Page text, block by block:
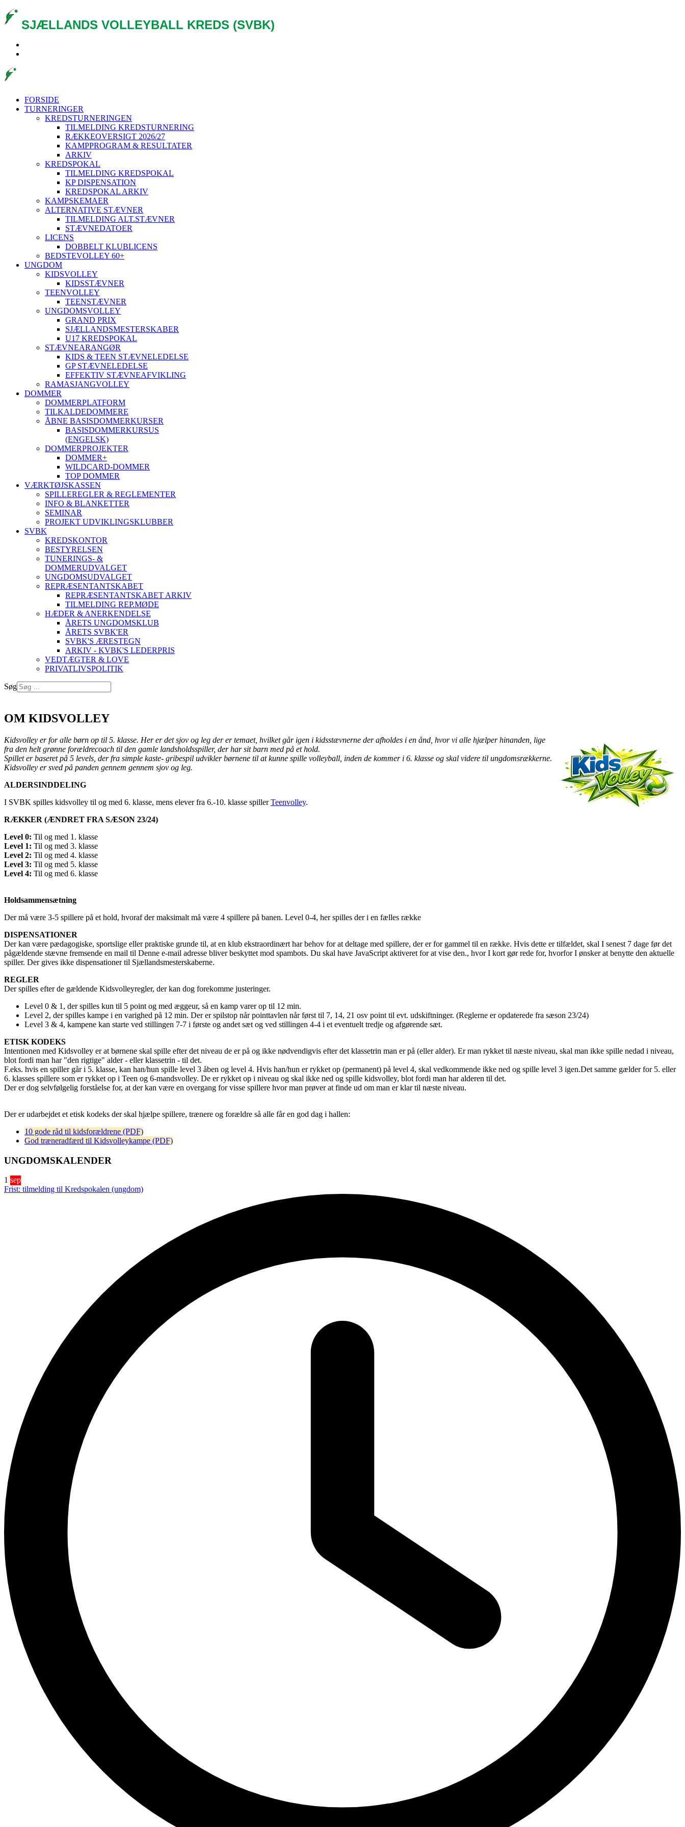
SJÆLLANDS VOLLEYBALL KREDS (SVBK)
FORSIDE
TURNERINGER
KREDSTURNERINGEN
TILMELDING KREDSTURNERING
RÆKKEOVERSIGT 2026/27
KAMPPROGRAM & RESULTATER
ARKIV
KREDSPOKAL
TILMELDING KREDSPOKAL
KP DISPENSATION
KREDSPOKAL ARKIV
KAMPSKEMAER
ALTERNATIVE STÆVNER
TILMELDING ALT.STÆVNER
STÆVNEDATOER
LICENS
DOBBELT KLUBLICENS
BEDSTEVOLLEY 60+
UNGDOM
KIDSVOLLEY
KIDSSTÆVNER
TEENVOLLEY
TEENSTÆVNER
UNGDOMSVOLLEY
GRAND PRIX
SJÆLLANDSMESTERSKABER
U17 KREDSPOKAL
STÆVNEARANGØR
KIDS & TEEN STÆVNELEDELSE
GP STÆVNELEDELSE
EFFEKTIV STÆVNEAFVIKLING
RAMASJANGVOLLEY
DOMMER
DOMMERPLATFORM
TILKALDEDOMMERE
ÅBNE BASISDOMMERKURSER
BASISDOMMERKURSUS
(ENGELSK)
DOMMERPROJEKTER
DOMMER+
WILDCARD-DOMMER
TOP DOMMER
VÆRKTØJSKASSEN
SPILLEREGLER & REGLEMENTER
INFO & BLANKETTER
SEMINAR
PROJEKT UDVIKLINGSKLUBBER
SVBK
KREDSKONTOR
BESTYRELSEN
TUNERINGS- &
DOMMERUDVALGET
UNGDOMSUDVALGET
REPRÆSENTANTSKABET
REPRÆSENTANTSKABET ARKIV
TILMELDING REP.MØDE
HÆDER & ANERKENDELSE
ÅRETS UNGDOMSKLUB
ÅRETS SVBK'ER
SVBK'S ÆRESTEGN
ARKIV - KVBK'S LEDERPRIS
VEDTÆGTER & LOVE
PRIVATLIVSPOLITIK
Søg
OM KIDSVOLLEY
Kidsvolley er for alle børn op til 5. klasse. Her er det sjov og leg der er temaet, hvilket går igen i kidsstævnerne der afholdes i en ånd, hvor vi alle hjælper hinanden, lige
fra den helt grønne forældrecoach til den gamle landsholdsspiller, der har sit barn med på et hold.
Spillet er baseret på 5 levels, der fra simple kaste- gribespil udvikler børnene til at kunne spille volleyball, inden de kommer i 6. klasse og skal videre til ungdomsrækkerne.
Kidsvolley er sved på panden gennem gennem sjov og leg.
ALDERSINDDELING
I SVBK spilles kidsvolley til og med 6. klasse, mens elever fra 6.-10. klasse spillerTeenvolley.
RÆKKER (ÆNDRET FRA SÆSON 23/24)
Level 0: Til og med 1. klasse
Level 1: Til og med 3. klasse
Level 2: Til og med 4. klasse
Level 3: Til og med 5. klasse
Level 4: Til og med 6. klasse
Holdsammensætning
Der må være 3-5 spillere på et hold, hvoraf der maksimalt må være 4 spillere på banen. Level 0-4, her spilles der i en fælles række
DISPENSATIONER
Der kan være pædagogiske, sportslige eller praktiske grunde til, at en klub ekstraordinært har behov for at deltage med spillere, der er for gammel til en række. Hvis dette er tilfældet, skal I senest 7 dage før det
pågældende stævne fremsende en mail til Denne e-mail adresse bliver beskyttet mod spambots. Du skal have JavaScript aktiveret for at vise den., hvor I kort gør rede for, hvorfor I ønsker at benytte den aktuelle
spiller. Der gives ikke dispensationer til Sjællandsmesterskaberne.
REGLER
Der spilles efter de gældende Kidsvolleyregler, der kan dog forekomme justeringer.
Level 0 & 1, der spilles kun til 5 point og med æggeur, så en kamp varer op til 12 min.
Level 2, der spilles kampe i en varighed på 12 min. Der er spilstop når pointtavlen når først til 7, 14, 21 osv point til evt. udskiftninger. (Reglerne er opdaterede fra sæson 23/24)
Level 3 & 4, kampene kan starte ved stillingen 7-7 i første og andet sæt og ved stillingen 4-4 i et eventuelt tredje og afgørende sæt.
ETISK KODEKS
Intentionen med Kidsvolley er at børnene skal spille efter det niveau de er på og ikke nødvendigvis efter det klassetrin man er på (eller alder). Er man rykket til næste niveau, skal man ikke spille nedad i niveau,
blot fordi man har "den rigtige" alder - eller klassetrin - til det.
F.eks. hvis en spiller går i 5. klasse, kan han/hun spille level 3 åben og level 4. Hvis han/hun er rykket op (permanent) på level 4, skal vedkommende ikke ned og spille level 3 igen.Det samme gælder for 5. eller
6. klasses spillere som er rykket op i Teen og 6-mandsvolley. De er rykket op i niveau og skal ikke ned og spille kidsvolley, blot fordi man har alderen til det.
Der er dog selvfølgelig forståelse for, at der kan være en overgang for visse spillere hvor man prøver at finde ud om man er klar til næste niveau.
Der er udarbejdet et etisk kodeks der skal hjælpe spillere, trænere og forældre så alle får en god dag i hallen:
10 gode råd til kidsforældrene (PDF)
God træneradfærd til Kidsvolleykampe (PDF)
UNGDOMSKALENDER
1 sep
Frist: tilmelding til Kredspokalen (ungdom)